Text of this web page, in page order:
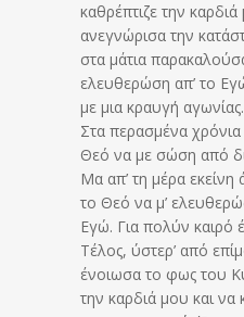
καθρέπτιζε την
ανεγνώρισα την
στα μάτια
ελευθερώση απ’ το
με μια κραυγή αγωνίας.
Στα περασμένα
Θεό να με σώση από
Μα απ’ τη μέρα
το Θεό να μ’
Εγώ. Για πολύν καιρό
Τέλος, ύστερ’ από
ένοιωσα το φως του
την καρδιά μου και να